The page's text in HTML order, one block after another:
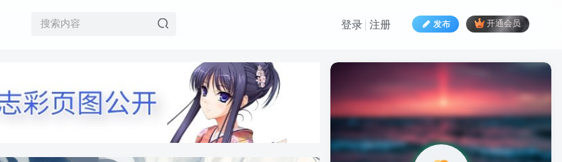
发布 开通会员
登录 注册